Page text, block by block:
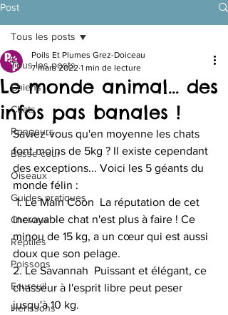
Post
Tous les posts
Chiens
Chats
Rongeurs
Basse-cour
Oiseaux
Guides pratiques
Chevaux
Reptiles
Poissons
Ecureuil
Hérissons
Tous les posts
Le monde animal... des
infos pas banales !
Poils Et Plumes Grez-Doiceau
7 mars 2022 1 min de lecture
Saviez-vous qu'en moyenne les chats
font moins de 5kg ? Il existe cependant
des exceptions... Voici les 5 géants du
monde félin :
1. Le Main Coon  La réputation de cet
incroyable chat n'est plus à faire ! Ce
minou de 15 kg, a un cœur qui est aussi
doux que son pelage.
2. Le Savannah  Puissant et élégant, ce
chasseur à l'esprit libre peut peser
jusqu'à 10 kg.